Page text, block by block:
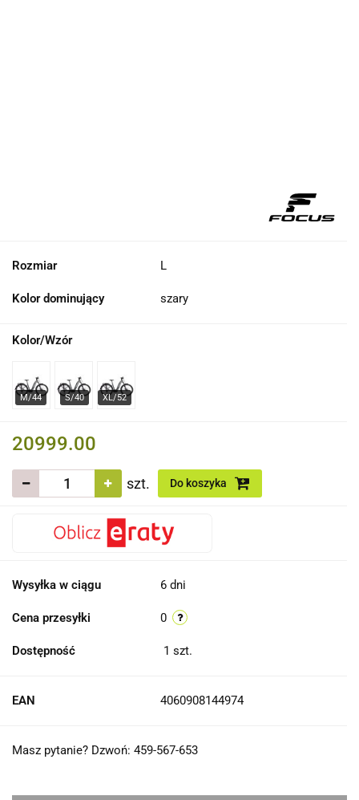
Rozmiar L
Kolor dominujący szary
Kolor/Wzór
20999.00
szt. Do koszyka
Wysyłka w ciągu 6 dni
Cena przesyłki 0
Dostępność 1 szt.
EAN 4060908144974
Masz pytanie? Dzwoń: 459-567-653